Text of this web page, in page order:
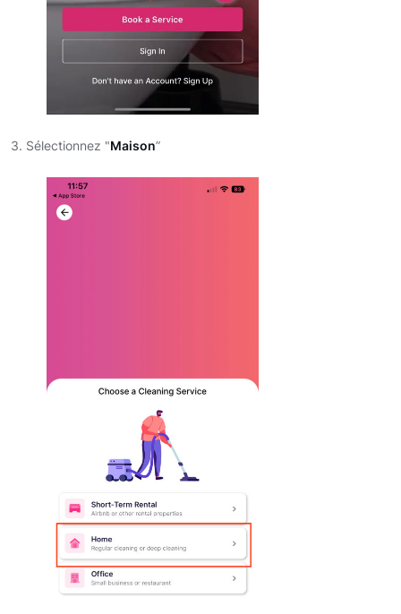
3. Sélectionnez "Maison”